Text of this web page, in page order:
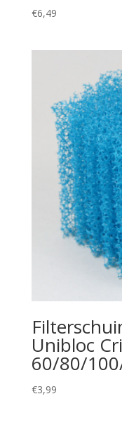
€6,49
Unibloc
60/80/
€3,99